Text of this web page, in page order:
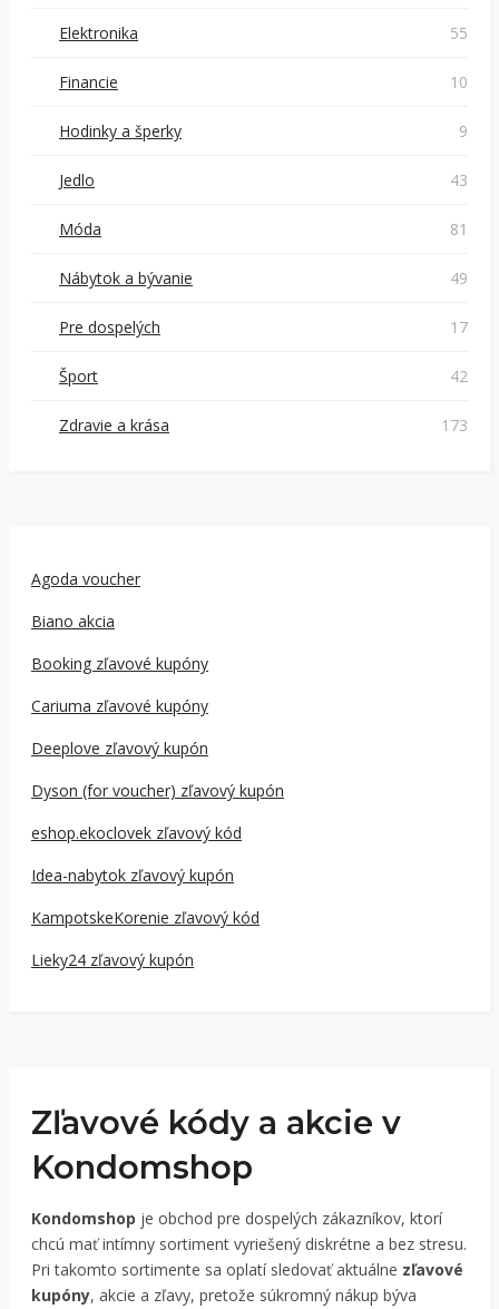
Elektronika 55
Financie 10
Hodinky a šperky 9
Jedlo 43
Móda 81
Nábytok a bývanie 49
Pre dospelých 17
Šport 42
Zdravie a krása 173
Agoda voucher
Biano akcia
Booking zľavové kupóny
Cariuma zľavové kupóny
Deeplove zľavový kupón
Dyson (for voucher) zľavový kupón
eshop.ekoclovek zľavový kód
Idea-nabytok zľavový kupón
KampotskeKorenie zľavový kód
Lieky24 zľavový kupón
Zľavové kódy a akcie v
Kondomshop
Kondomshop je obchod pre dospelých zákazníkov, ktorí
chcú mať intímny sortiment vyriešený diskrétne a bez stresu.
Pri takomto sortimente sa oplatí sledovať aktuálne zľavové
kupóny, akcie a zľavy, pretože súkromný nákup býva